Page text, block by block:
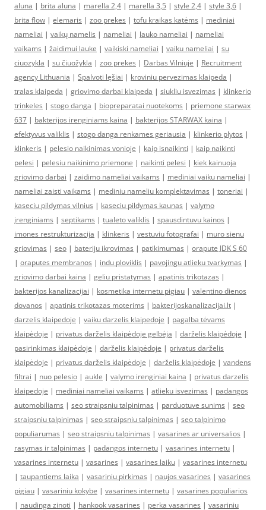
aluna | brita aluna | marella 2,4 | marella 3,5 | style 2,4 | style 3,6 |
brita flow | elemaris | zoo prekes | tofu kraikas katėms | mediniai
nameliai | vaikų namelis | nameliai | lauko nameliai | nameliai
vaikams | žaidimui lauke | vaikiski nameliai | vaiku nameliai | su
ciuozykla | su čiuožykla | zoo prekes | Darbas Vilniuje | Recruitment
agency Lithuania | Spalvoti lęšiai | kroviniu pervezimas klaipeda |
tralas klaipeda | griovimo darbai klaipeda | siukliu isvezimas | klinkerio
trinkeles | stogo danga | biopreparatai nuotekoms | priemone starwax
637 | bakterijos irenginiams kaina | bakterijos STARWAX kaina |
efektyvus valiklis | stogo danga renkames geriausia | klinkerio plytos |
klinkeris | pelesio naikinimas vonioje | kaip isnaikinti | kaip naikinti
pelesi | pelesiu naikinimo priemone | naikinti pelesi | kiek kainuoja
griovimo darbai | zaidimo nameliai vaikams | mediniai vaiku nameliai |
nameliai zaisti vaikams | mediniu nameliu komplektavimas | toneriai |
kaseciu pildymas vilnius | kaseciu pildymas kaunas | valymo
įrenginiams | septikams | tualeto valiklis | spausdintuvu kainos |
imones restrukturizacija | klinkeris | vestuviu fotografai | muro sienu
griovimas | seo | bateriju ikrovimas | patikimumas | orapute JDK S 60
| oraputes membranos | indu ploviklis | pavojingu atlieku tvarkymas |
griovimo darbai kaina | geliu pristatymas | apatinis trikotazas |
bakterijos kanalizacijai | kosmetika internetu pigiau | valentino dienos
dovanos | apatinis trikotazas moterims | bakterijoskanalizacijai.lt |
darzelis klaipedoje | vaiku darzelis klaipedoje | pagalba tėvams
klaipėdoje | privatus darželis klaipėdoje gelbėja | darželis klaipėdoje |
pasirinkimas klaipėdoje | darželis klaipėdoje | privatus darželis
klaipėdoje | privatus darželis klaipėdoje | darželis klaipėdoje | vandens
filtrai | nuo pelesio | aukle | valymo irenginiai kaina | privatus darzelis
klaipedoje | mediniai nameliai vaikams | atlieku isvezimas | padangos
automobiliams | seo straipsniu talpinimas | parduotuve sunims | seo
straipsniu talpinimas | seo straipsniu talpinimas | seo talpinimo
populiarumas | seo straipsniu talpinimas | vasarines ar universalios |
rasymas ir talpinimas | padangos internetu | vasarines internetu |
vasarines internetu | vasarines | vasarines laiku | vasarines internetu
| taupantiems laika | vasariniu pirkimas | naujos vasarines | vasarines
pigiau | vasariniu kokybe | vasarines internetu | vasarines populiarios
| naudinga zinoti | hankook vasarines | perka vasarines | vasariniu